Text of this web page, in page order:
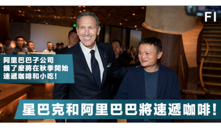
財經｜內地7月美元計價出口增近24%勝預期 貿易順
差達1125億美元
12:44
財經｜日本春季三度入市撐日圓 4月單日斥6.28萬億
日圓干預創新高
11:12
國際｜特朗普料美伊戰事快結束 承認部分彈藥庫存緊
張
15:59
財經｜SA售股自救後再出手 斥4億美元押注未上市公
司
11:30
財經｜精星香港夥菜鳥拓全球智慧倉儲市場 加快海外